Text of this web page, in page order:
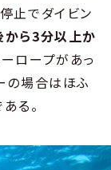
止でダイビン
ら3分以上か
ロープがあっ
の場合はほふ
る。